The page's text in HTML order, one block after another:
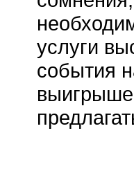
услуги
события
выигрыше